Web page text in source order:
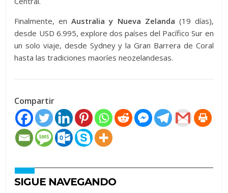
Finalmente, en Australia y Nueva Zelanda (19 días),
desde USD 6.995, explore dos países del Pacífico Sur en
un solo viaje, desde Sydney y la Gran Barrera de Coral
hasta las tradiciones maoríes neozelandesas.
Compartir
SIGUE NAVEGANDO